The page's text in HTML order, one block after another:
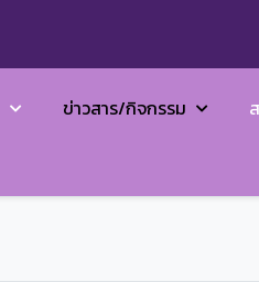
ข่าวสาร/กิจกรรม